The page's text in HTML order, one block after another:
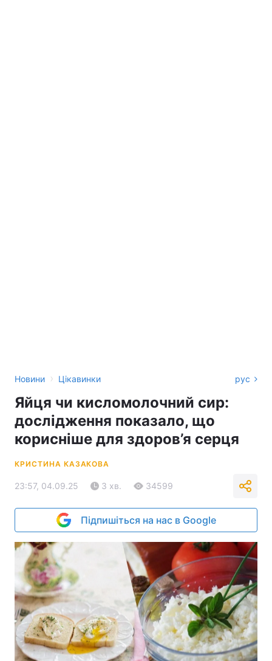
Новини › Цікавинки рус
Яйця чи кисломолочний сир:
дослідження показало, що
корисніше для здоров’я серця
КРИСТИНА КАЗАКОВА
23:57, 04.09.25 3 хв. 34599
Підпишіться на нас в Google